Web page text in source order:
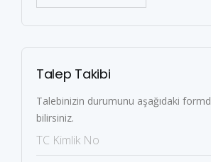
Talep Takibi
Talebinizin durumunu aşağıdaki
bilirsiniz.